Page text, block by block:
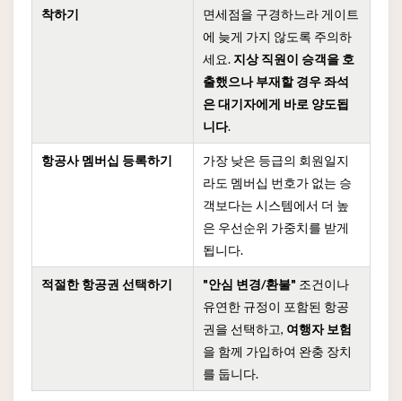
착하기
면세점을 구경하느라 게이트
에 늦게 가지 않도록 주의하
세요. 지상 직원이 승객을 호
출했으나 부재할 경우 좌석
은 대기자에게 바로 양도됩
니다.
항공사 멤버십 등록하기
가장 낮은 등급의 회원일지
라도 멤버십 번호가 없는 승
객보다는 시스템에서 더 높
은 우선순위 가중치를 받게
됩니다.
적절한 항공권 선택하기 "안심 변경/환불" 조건이나
유연한 규정이 포함된 항공
권을 선택하고, 여행자 보험
을 함께 가입하여 완충 장치
를 둡니다.